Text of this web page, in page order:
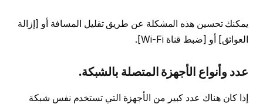
يمكنك تحسين هذه المشكلة عن طريق تقليل المسافة أو [إزالة
العوائق] أو [ضبط قناة Wi-Fi].
عدد وأنواع الأجهزة المتصلة بالشبكة.
إذا كان هناك عدد كبير من الأجهزة التي تستخدم نفس شبكة